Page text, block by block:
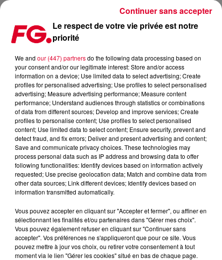
FG CHIC INVITE : LA CAVE DE CLEEBOURG BY JEAN WINE
Le respect de votre vie privée est notre
priorité
We and our (447) partnersdo the following data processing based on
your consent and/or our legitimate interest: Store and/or access
information on a device; Use limited data to select advertising; Create
profiles for personalised advertising; Use profiles to select personalised
advertising; Measure advertising performance; Measure content
performance; Understand audiences through statistics or combinations
of data from different sources; Develop and improve services; Create
profiles to personalise content; Use profiles to select personalised
content; Use limited data to select content; Ensure security, prevent and
detect fraud, and fix errors; Deliver and present advertising and content;
Save and communicate privacy choices. These technologies may
process personal data such as IP address and browsing data to offer
following functionalities: Identify devices based on information actively
requested; Use precise geolocation data; Match and combine data from
other data sources; Link different devices; Identify devices based on
information transmitted automatically.
Vous pouvez accepter en cliquant sur "Accepter et fermer", ou affiner en
sélectionnant les finalités et/ou partenaires dans "Gérer mes choix".
Vous pouvez également refuser en cliquant sur "Continuer sans
accepter". Vos préférences ne s'appliqueront que pour ce site. Vous
pouvez mettre à jour vos choix, ou retirer votre consentement à tout
moment via le lien "Gérer les cookies" situé en bas de chaque page.
Continuer sans accepter